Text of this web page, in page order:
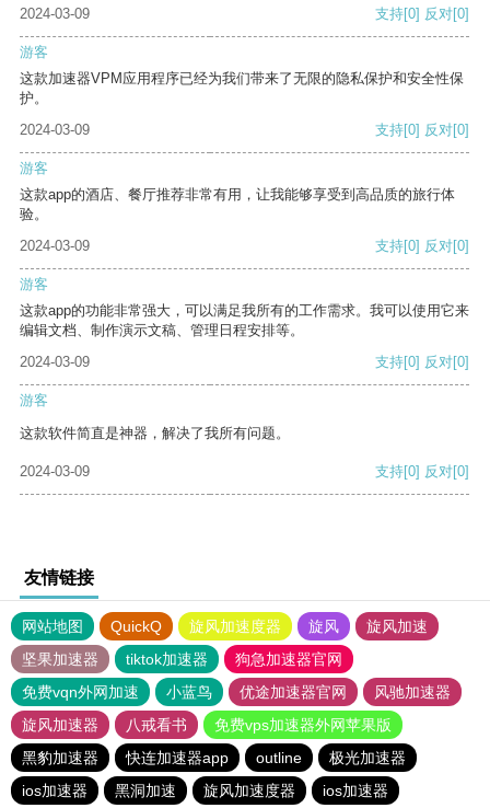
2024-03-09
支持[0] 反对[0]
游客
这款加速器VPM应用程序已经为我们带来了无限的隐私保护和安全性保
护。
2024-03-09
支持[0] 反对[0]
游客
这款app的酒店、餐厅推荐非常有用，让我能够享受到高品质的旅行体
验。
2024-03-09
支持[0] 反对[0]
游客
这款app的功能非常强大，可以满足我所有的工作需求。我可以使用它来
编辑文档、制作演示文稿、管理日程安排等。
2024-03-09
支持[0] 反对[0]
游客
这款软件简直是神器，解决了我所有问题。
2024-03-09 支持[0] 反对[0]
友情链接
网站地图 QuickQ 旋风加速度器 旋风
旋风加速
坚果加速器
tiktok加速器
狗急加速器官网
免费vqn外网加速
小蓝鸟 优途加速器官网
风驰加速器
旋风加速器
八戒看书
免费vps加速器外网苹果版
黑豹加速器
快连加速器app outline
极光加速器
ios加速器
黑洞加速 旋风加速度器 ios加速器